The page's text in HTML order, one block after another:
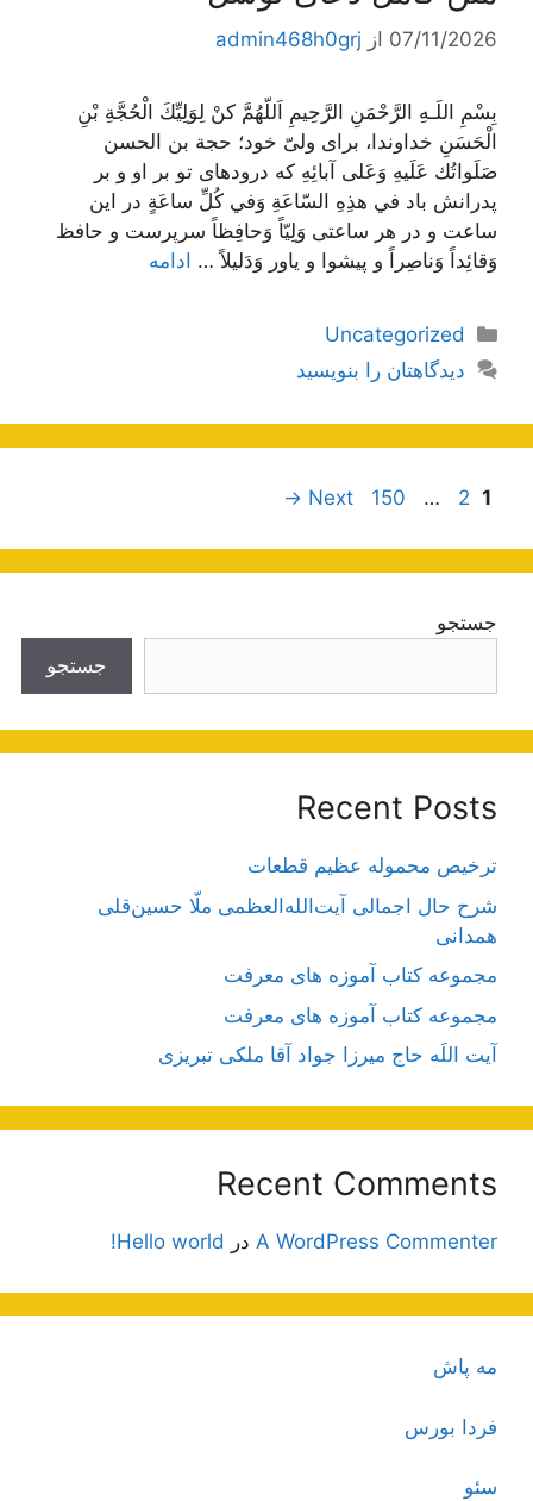
07/11/2026 از admin468h0grj
بِسْمِ اللَـهِ الرَّحْمَنِ الرَّحِيمِ اَللّهُمَّ كنْ لِوَلِيِّكَ الْحُجَّةِ بْنِ
الْحَسَنِ خداوندا، برای ولیّ خود؛ حجة بن الحسن
صَلَواتُك عَلَيهِ وَعَلى آبائِهِ که درود‌های تو بر او و بر
پدرانش باد في هذِهِ السّاعَةِ وَفي كُلِّ ساعَةٍ در این
ساعت و در هر ساعتی وَلِيّاً وَحافِظاً سرپرست و حافظ
وَقائِداً وَناصِراً و پیشوا و یاور وَدَليلاً … ادامه
دسته‌ها
Uncategorized
دیدگاهتان را بنویسید
ناوبری
Page
1
Page
2
…
Page
150
Next
→
جستجو
جستجو
Recent Posts
ترخیص محموله عظیم قطعات
شرح حال اجمالی آیت‌الله‌العظمی ملّا حسین‌قلی
همدانی
مجموعه کتاب آموزه های معرفت
مجموعه کتاب آموزه های معرفت
آیت اللَه حاج میرزا جواد آقا ملکی تبریزی
Recent Comments
A WordPress Commenter در Hello world!
مه پاش
فردا بورس
سئو